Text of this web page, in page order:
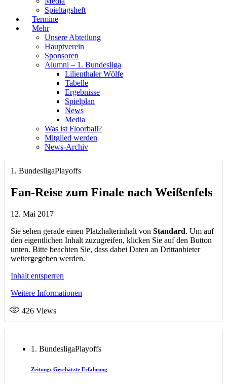
Spieltagsheft
Termine
Mehr
Unsere Abteilung
Hauptverein
Sponsoren
Alumni – 1. Bundesliga
Lilienthaler Wölfe
Tabelle
Ergebnisse
Spielplan
News
Media
Was ist Floorball?
Mitglied werden
News-Archiv
1. BundesligaPlayoffs
Fan-Reise zum Finale nach Weißenfels
12. Mai 2017
Sie sehen gerade einen Platzhalterinhalt von Standard. Um auf
den eigentlichen Inhalt zuzugreifen, klicken Sie auf den Button
unten. Bitte beachten Sie, dass dabei Daten an Drittanbieter
weitergegeben werden.
Inhalt entsperren
Weitere Informationen
426 Views
1. BundesligaPlayoffs
Zeitung: Geschätzte Erfahrung